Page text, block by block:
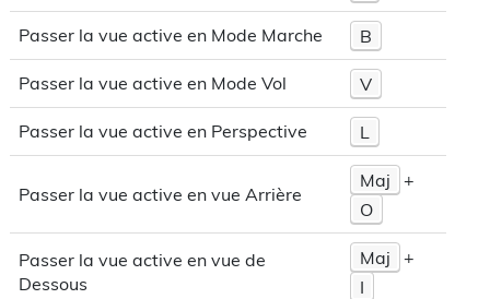
Passer la vue active en Mode Marche B
Passer la vue active en Mode Vol V
Passer la vue active en Perspective L
Passer la vue active en vue Arrière
Maj
+
O
Passer la vue active en vue de
Dessous
Maj
+
I